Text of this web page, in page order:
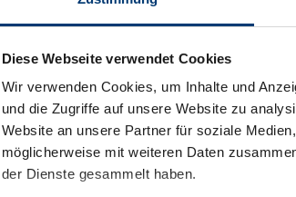
Diese Webseite verwendet Cookies
Wir verwenden Cookies, um Inhalte und
und die Zugriffe auf unsere Website zu
Website an unsere Partner für soziale
möglicherweise mit weiteren Daten
der Dienste gesammelt haben.